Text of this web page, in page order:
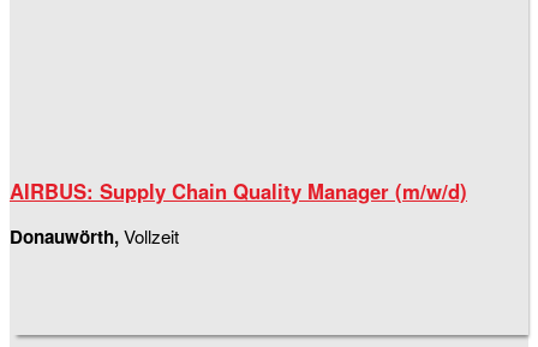
AIRBUS: Supply Chain Quality Manager (m/w/d)
Donauwörth,Vollzeit